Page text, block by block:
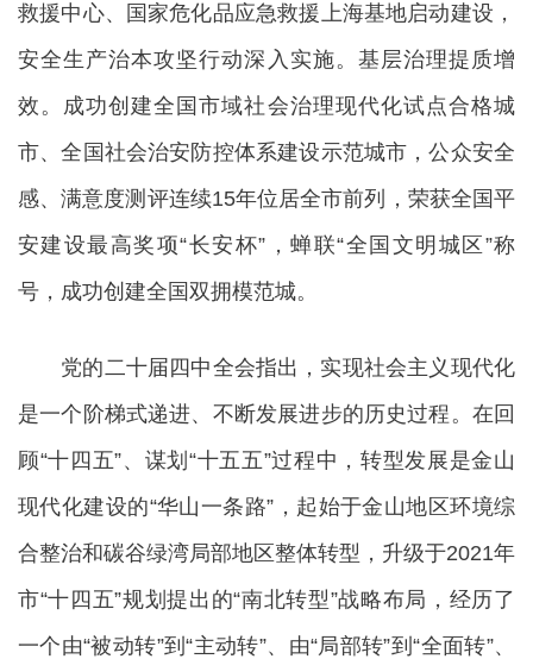
救援中心、国家危化品应急救援上海基地启动建设，
安全生产治本攻坚行动深入实施。基层治理提质增
效。成功创建全国市域社会治理现代化试点合格城
市、全国社会治安防控体系建设示范城市，公众安全
感、满意度测评连续15年位居全市前列，荣获全国平
安建设最高奖项“长安杯”，蝉联“全国文明城区”称
号，成功创建全国双拥模范城。
党的二十届四中全会指出，实现社会主义现代化
是一个阶梯式递进、不断发展进步的历史过程。在回
顾“十四五”、谋划“十五五”过程中，转型发展是金山
现代化建设的“华山一条路”，起始于金山地区环境综
合整治和碳谷绿湾局部地区整体转型，升级于2021年
市“十四五”规划提出的“南北转型”战略布局，经历了
一个由“被动转”到“主动转”、由“局部转”到“全面转”、